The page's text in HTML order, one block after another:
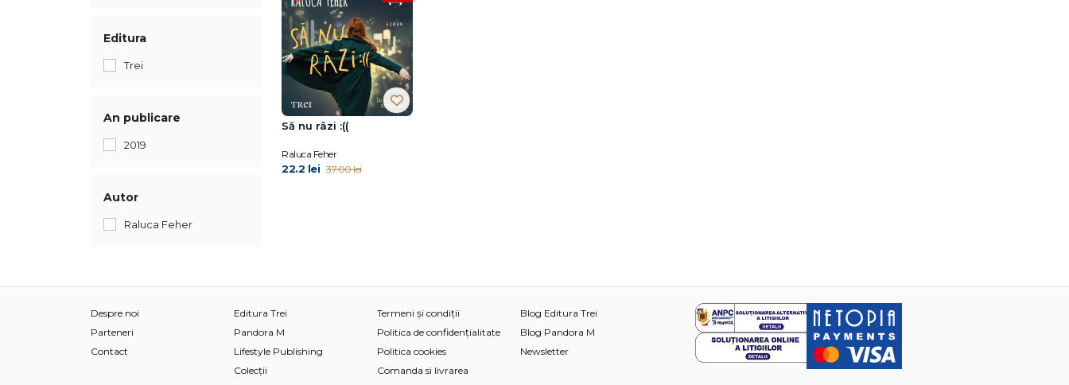
Editura
Trei
An publicare
2019
Autor
Raluca Feher
Să nu râzi :((
Raluca Feher
22.2 lei 37.00 lei
Despre noi
Parteneri
Contact
Editura Trei
Pandora M
Lifestyle Publishing
Colecții
Termeni și condiții
Politica de confidențialitate
Politica cookies
Comanda si livrarea
Blog Editura Trei
Blog Pandora M
Newsletter